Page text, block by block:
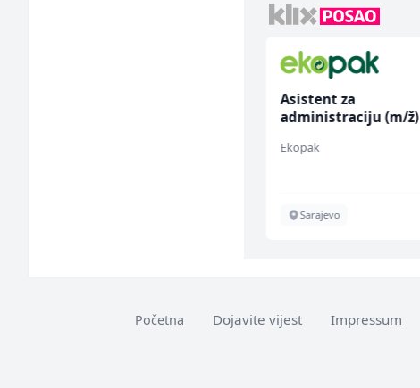
Asistent za
administraciju (m/ž)
Ekopak
Sarajevo
Početna Dojavite vijest Impressum